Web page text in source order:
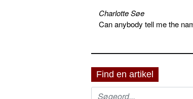
Charlotte Søe
Can anybody tell me the
Find en artikel